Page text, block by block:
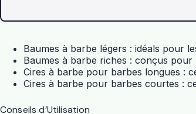
Baumes à barbe légers : idéals pour
Baumes à barbe riches : conçus
Cires à barbe pour barbes longues :
Cires à barbe pour barbes courtes :
Conseils d’Utilisation